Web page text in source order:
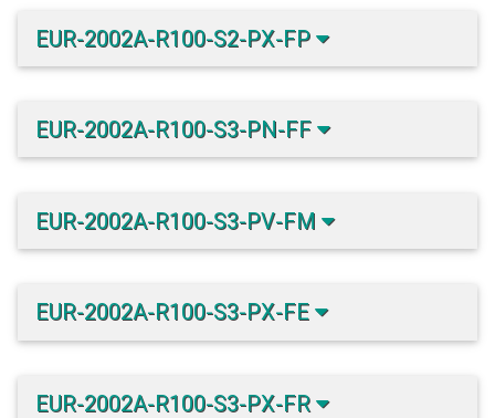
EUR-2002A-R100-S2-PX-FP
EUR-2002A-R100-S3-PN-FF
EUR-2002A-R100-S3-PV-FM
EUR-2002A-R100-S3-PX-FE
EUR-2002A-R100-S3-PX-FR